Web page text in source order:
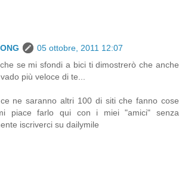
05 ottobre, 2011 12:07
se mi sfondi a bici ti dimostrerò che anche
più veloce di te...
ne saranno altri 100 di siti che fanno cose
piace farlo qui con i miei "amici" senza
iscriverci su dailymile